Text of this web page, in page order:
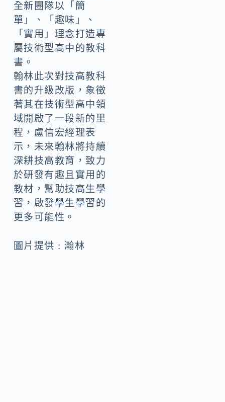
全新團隊以「簡
單」、「趣味」、
「實用」理念打造專
屬技術型高中的教科
書。
翰林此次對技高教科
書的升級改版，象徵
著其在技術型高中領
域開啟了一段新的里
程，盧信宏經理表
示，未來翰林將持續
深耕技高教育，致力
於研發有趣且實用的
教材，幫助技高生學
習，啟發學生學習的
更多可能性。
圖片提供 : 瀚林